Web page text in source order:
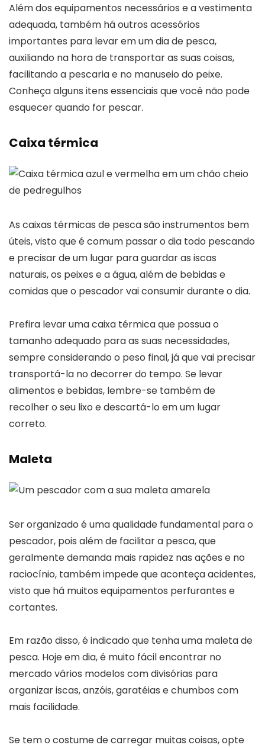
Além dos equipamentos necessários e a vestimenta
adequada, também há outros acessórios
importantes para levar em um dia de pesca,
auxiliando na hora de transportar as suas coisas,
facilitando a pescaria e no manuseio do peixe.
Conheça alguns itens essenciais que você não pode
esquecer quando for pescar.
Caixa térmica
As caixas térmicas de pesca são instrumentos bem
úteis, visto que é comum passar o dia todo pescando
e precisar de um lugar para guardar as iscas
naturais, os peixes e a água, além de bebidas e
comidas que o pescador vai consumir durante o dia.
Prefira levar uma caixa térmica que possua o
tamanho adequado para as suas necessidades,
sempre considerando o peso final, já que vai precisar
transportá-la no decorrer do tempo. Se levar
alimentos e bebidas, lembre-se também de
recolher o seu lixo e descartá-lo em um lugar
correto.
Maleta
Ser organizado é uma qualidade fundamental para o
pescador, pois além de facilitar a pesca, que
geralmente demanda mais rapidez nas ações e no
raciocínio, também impede que aconteça acidentes,
visto que há muitos equipamentos perfurantes e
cortantes.
Em razão disso, é indicado que tenha uma maleta de
pesca. Hoje em dia, é muito fácil encontrar no
mercado vários modelos com divisórias para
organizar iscas, anzóis, garatéias e chumbos com
mais facilidade.
Se tem o costume de carregar muitas coisas, opte